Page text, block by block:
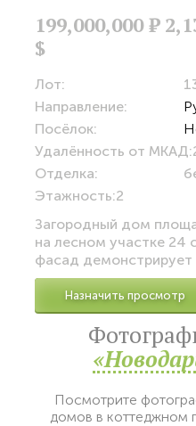
199,000,000Р
$
Лот:
Направление:
Посёлок:
Удалённость от МКАД:
Отделка:
Этажность:2
Загородный дом
на лесном участке 24
фасад
Назначить просмотр
Посмотрите
домов в коттеджном